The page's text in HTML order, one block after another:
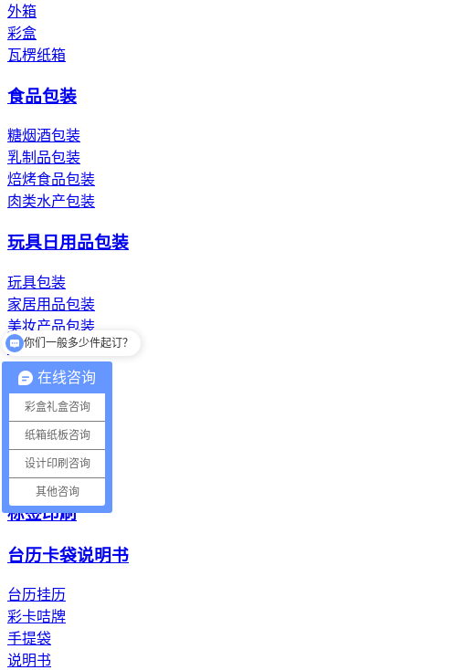
外箱
彩盒
瓦楞纸箱
食品包装
糖烟酒包装
乳制品包装
焙烤食品包装
肉类水产包装
玩具日用品包装
玩具包装
家居用品包装
美妆产品包装
洗漱用品包装
纸浆模塑纸托
餐具纸托
电子产品纸托
电器包装纸托
标签印刷
台历卡袋说明书
台历挂历
彩卡咭牌
手提袋
说明书
在线咨询
彩盒礼盒咨询
纸箱纸板咨询
设计印刷咨询
其他咨询
你们一般多少件起订？